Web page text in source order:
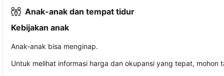
Anak-anak dan tempat tidur
Kebijakan anak
Anak-anak bisa menginap.
Untuk melihat informasi harga dan okupansi yang tepat,